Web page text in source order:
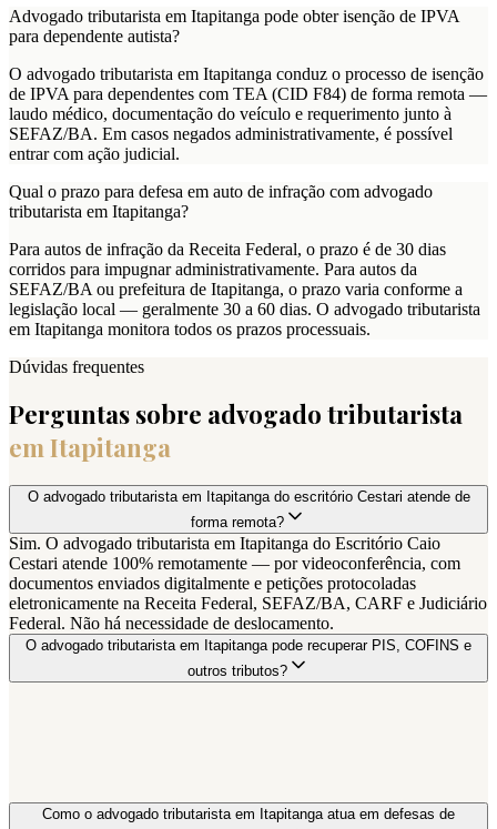
Advogado tributarista em Itapitanga pode obter isenção de IPVA
para dependente autista?
O advogado tributarista em Itapitanga conduz o processo de isenção
de IPVA para dependentes com TEA (CID F84) de forma remota —
laudo médico, documentação do veículo e requerimento junto à
SEFAZ/BA. Em casos negados administrativamente, é possível
entrar com ação judicial.
Qual o prazo para defesa em auto de infração com advogado
tributarista em Itapitanga?
Para autos de infração da Receita Federal, o prazo é de 30 dias
corridos para impugnar administrativamente. Para autos da
SEFAZ/BA ou prefeitura de Itapitanga, o prazo varia conforme a
legislação local — geralmente 30 a 60 dias. O advogado tributarista
em Itapitanga monitora todos os prazos processuais.
Dúvidas frequentes
Perguntas sobre advogado tributarista
emItapitanga
O advogado tributarista em Itapitanga do escritório Cestari atende de
forma remota?
Sim. O advogado tributarista em Itapitanga do Escritório Caio
Cestari atende 100% remotamente — por videoconferência, com
documentos enviados digitalmente e petições protocoladas
eletronicamente na Receita Federal, SEFAZ/BA, CARF e Judiciário
Federal. Não há necessidade de deslocamento.
O advogado tributarista em Itapitanga pode recuperar PIS, COFINS e
outros tributos?
Como o advogado tributarista em Itapitanga atua em defesas de